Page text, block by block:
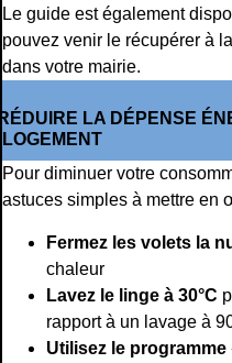
Le guide est également
pouvez venir le récupérer à
dans votre mairie.
LA DÉPENSE
LOGEMENT
Pour diminuer votre
astuces simples à mettre en
Fermez les volets la
chaleur
Lavez le linge à 30°C
rapport à un lavage à
Utilisez le programme